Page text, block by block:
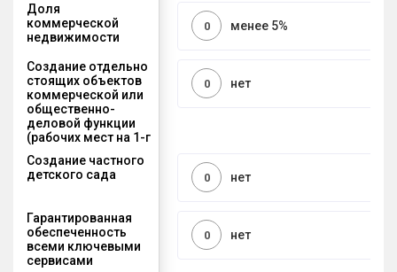
Доля
коммерческой
недвижимости
менее 5%
0
Создание отдельно
стоящих объектов
коммерческой или
общественно-
деловой функции
(рабочих мест на 1-г
нет
0
Создание частного
детского сада
нет
0
Гарантированная
обеспеченность
всеми ключевыми
сервисами
нет
0